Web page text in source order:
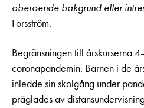
oberoende bakgrund eller
Forsström.
Begränsningen till årskurserna
coronapandemin. Barnen i de
inledde sin skolgång under
präglades av